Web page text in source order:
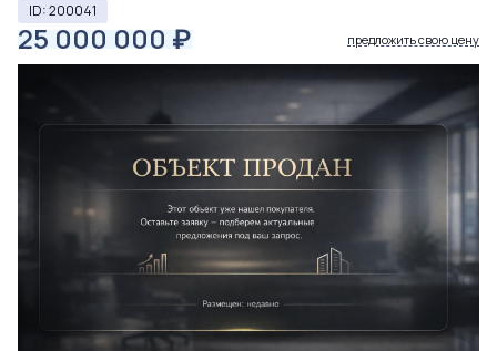
ID: 200041
25 000 000 ₽ предложить свою цену